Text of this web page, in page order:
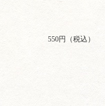
550円（税込）